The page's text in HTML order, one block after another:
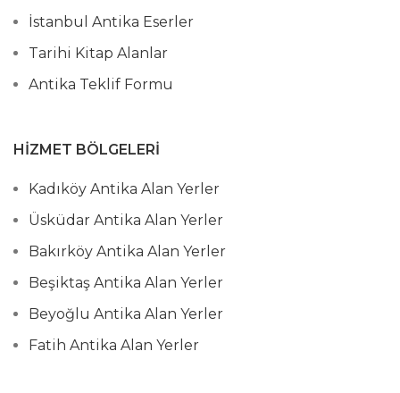
İstanbul Antika Eserler
Tarihi Kitap Alanlar
Antika Teklif Formu
HIZMET BÖLGELERI
Kadıköy Antika Alan Yerler
Üsküdar Antika Alan Yerler
Bakırköy Antika Alan Yerler
Beşiktaş Antika Alan Yerler
Beyoğlu Antika Alan Yerler
Fatih Antika Alan Yerler